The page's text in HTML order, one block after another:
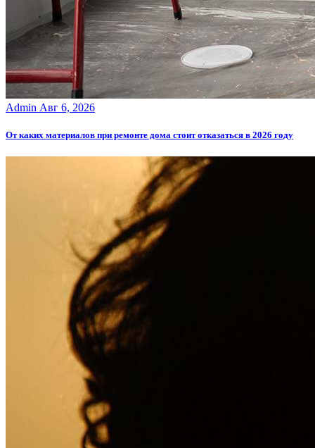
Admin Авг 6, 2026
От каких материалов при ремонте дома стоит отказаться в 2026 году